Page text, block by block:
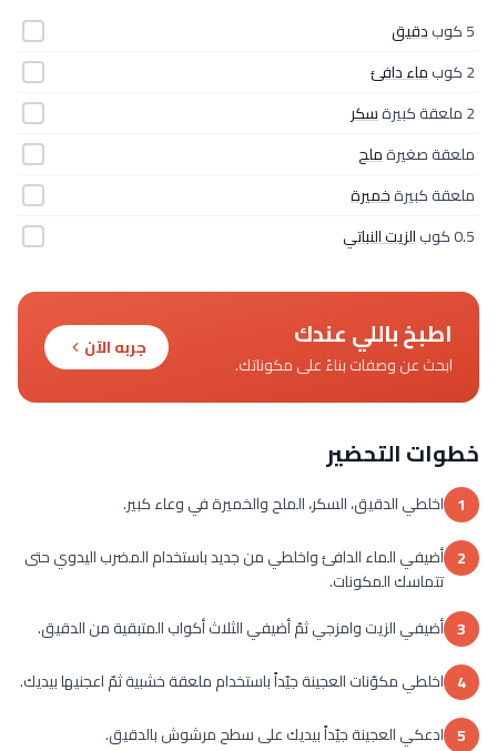
5 كوب
دقيق
2 كوب
ماء دافئ
2 ملعقة كبيرة
سكر
ملعقة صغيرةملح
ملعقة كبيرةخميرة
0.5 كوب
الزيت النباتي
اطبخ باللي عندك
ابحث عن وصفات بناءً على مكوناتك.
جربه الآن
خطوات التحضير
1 اخلطي الدقيق، السكر، الملح والخميرة في وعاء كبير.
2 أضيفي الماء الدافئ واخلطي من جديد باستخدام المضرب اليدوي حتى
تتماسك المكونات.
3 أضيفي الزيت وامزجي ثمّ أضيفي الثلاث أكواب المتبقية من الدقيق.
4 اخلطي مكوّنات العجينة جيّداً باستخدام ملعقة خشبية ثمّ اعجنيها بيديك.
5 ادعكي العجينة جيّداً بيديك على سطح مرشوش بالدقيق.